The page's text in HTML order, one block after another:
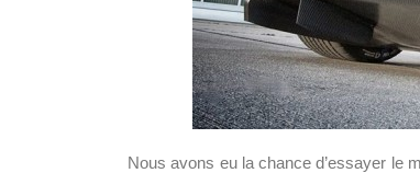
Nous avons eu la chance d’essayer le